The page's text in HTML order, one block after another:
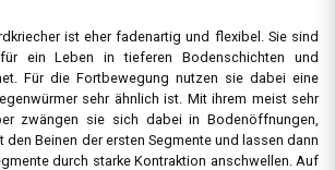
ist eher fadenartig und flexibel. Sie sind
ein Leben in tieferen Bodenschichten und
Für die Fortbewegung nutzen sie dabei eine
sehr ähnlich ist. Mit ihrem meist sehr
zwängen sie sich dabei in Bodenöffnungen,
den Beinen der ersten Segmente und lassen dann
durch starke Kontraktion anschwellen. Auf